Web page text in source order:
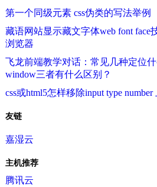
第一个同级元素 css伪类的写法举例
藏语网站显示藏文字体web font face
浏览器
飞龙前端教学对话：常见几种定位
window三者有什么区别？
css或html5怎样移除input type
友链
嘉湿云
主机推荐
腾讯云